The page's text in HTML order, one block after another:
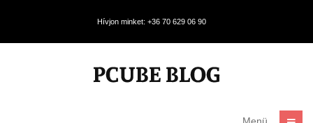
Hívjon minket: +36 70 629 06 90